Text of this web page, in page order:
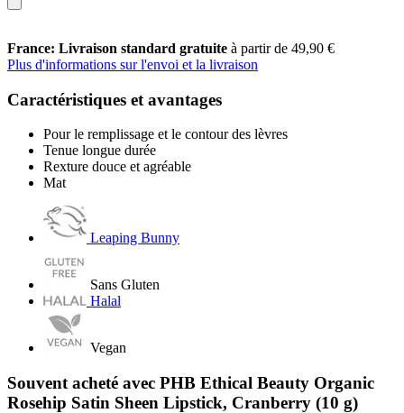
France: Livraison standard gratuite à partir de 49,90 €
Plus d'informations sur l'envoi et la livraison
Caractéristiques et avantages
Pour le remplissage et le contour des lèvres
Tenue longue durée
Rexture douce et agréable
Mat
Leaping Bunny
Sans Gluten
Halal
Vegan
Souvent acheté avec PHB Ethical Beauty Organic
Rosehip Satin Sheen Lipstick, Cranberry (10 g)